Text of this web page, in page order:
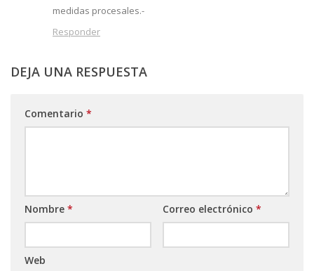
medidas procesales.-
Responder
DEJA UNA RESPUESTA
Comentario *
Nombre * Correo electrónico *
Web